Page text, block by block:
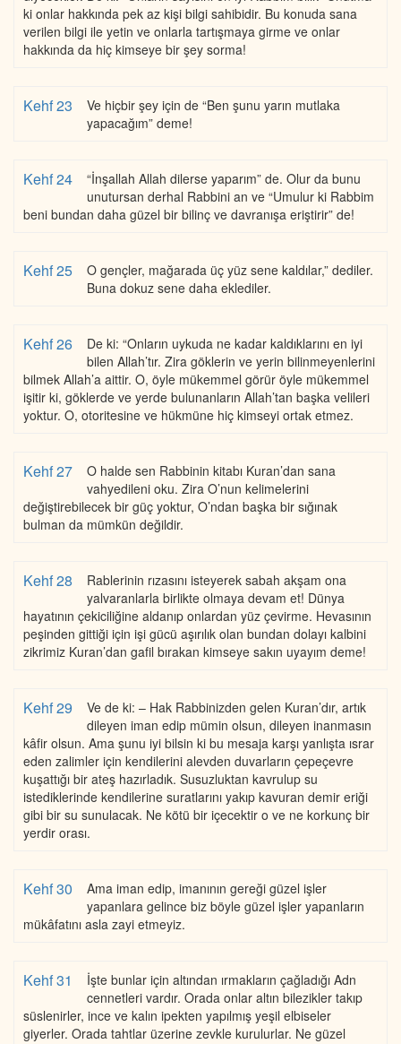
ki onlar hakkında pek az kişi bilgi sahibidir. Bu konuda sana
verilen bilgi ile yetin ve onlarla tartışmaya girme ve onlar
hakkında da hiç kimseye bir şey sorma!
Kehf 23
Ve hiçbir şey için de “Ben şunu yarın mutlaka
yapacağım” deme!
Kehf 24
“İnşallah Allah dilerse yaparım” de. Olur da bunu
unutursan derhal Rabbini an ve “Umulur ki Rabbim
beni bundan daha güzel bir bilinç ve davranışa eriştirir” de!
Kehf 25
O gençler, mağarada üç yüz sene kaldılar,” dediler.
Buna dokuz sene daha eklediler.
Kehf 26
De ki: “Onların uykuda ne kadar kaldıklarını en iyi
bilen Allah’tır. Zira göklerin ve yerin bilinmeyenlerini
bilmek Allah’a aittir. O, öyle mükemmel görür öyle mükemmel
işitir ki, göklerde ve yerde bulunanların Allah’tan başka velileri
yoktur. O, otoritesine ve hükmüne hiç kimseyi ortak etmez.
Kehf 27
O halde sen Rabbinin kitabı Kuran’dan sana
vahyedileni oku. Zira O’nun kelimelerini
değiştirebilecek bir güç yoktur, O’ndan başka bir sığınak
bulman da mümkün değildir.
Kehf 28
Rablerinin rızasını isteyerek sabah akşam ona
yalvaranlarla birlikte olmaya devam et! Dünya
hayatının çekiciliğine aldanıp onlardan yüz çevirme. Hevasının
peşinden gittiği için işi gücü aşırılık olan bundan dolayı kalbini
zikrimiz Kuran’dan gafil bırakan kimseye sakın uyayım deme!
Kehf 29
Ve de ki: – Hak Rabbinizden gelen Kuran’dır, artık
dileyen iman edip mümin olsun, dileyen inanmasın
kâfir olsun. Ama şunu iyi bilsin ki bu mesaja karşı yanlışta ısrar
eden zalimler için kendilerini alevden duvarların çepeçevre
kuşattığı bir ateş hazırladık. Susuzluktan kavrulup su
istediklerinde kendilerine suratlarını yakıp kavuran demir eriği
gibi bir su sunulacak. Ne kötü bir içecektir o ve ne korkunç bir
yerdir orası.
Kehf 30
Ama iman edip, imanının gereği güzel işler
yapanlara gelince biz böyle güzel işler yapanların
mükâfatını asla zayi etmeyiz.
Kehf 31
İşte bunlar için altından ırmakların çağladığı Adn
cennetleri vardır. Orada onlar altın bilezikler takıp
süslenirler, ince ve kalın ipekten yapılmış yeşil elbiseler
giyerler. Orada tahtlar üzerine zevkle kurulurlar. Ne güzel